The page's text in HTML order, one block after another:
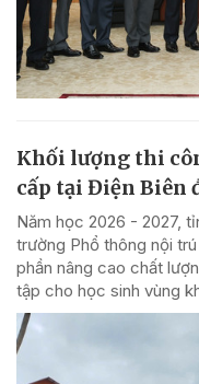
Khối lượng thi
cấp tại Điện Biên
Năm học 2026 - 2027,
trường Phổ thông nội
phần nâng cao chất
tập cho học sinh vùng